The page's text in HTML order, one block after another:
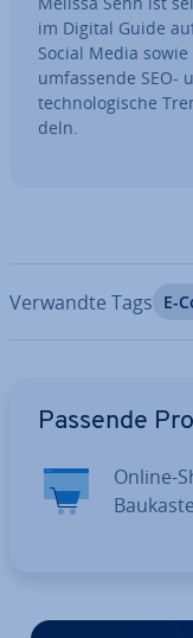
im Digital Guide
Social Media
um­fas­sen­de SEO-
tech­no­lo­gi­sche
deln.
Verwandte Tags E-
Passende
Online-